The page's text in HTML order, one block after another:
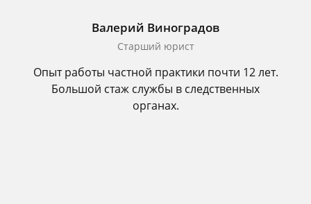
Валерий Виноградов
Старший юрист
Опыт работы частной практики почти 12 лет.
Большой стаж службы в следственных
органах.